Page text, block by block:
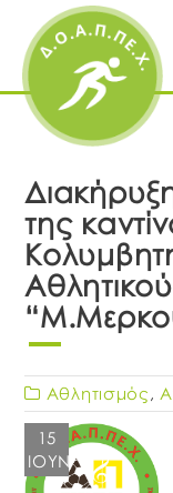
της
Αθλητισμός ,
15
ΙΟΎΝ